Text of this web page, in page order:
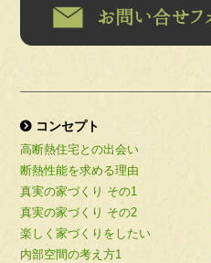
コンセプト
高断熱住宅との出会い
断熱性能を求める理由
真実の家づくり その1
真実の家づくり その2
楽しく家づくりをしたい
内部空間の考え方1